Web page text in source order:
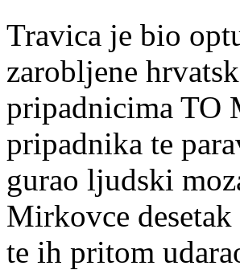
Travica je bio
zarobljene
pripadnicima TO
pripadnika te
gurao ljudski
Mirkovce desetak
te ih pritom